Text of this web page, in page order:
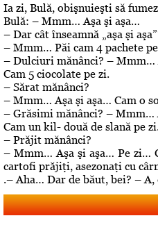
Ia zi, Bulă, obişnuieşti să
Bulă: – Mmm… Aşa şi aşa…
– Dar cât înseamnă „aşa şi
– Mmm… Păi cam 4 pachete
– Dulciuri mănânci? – Mmm…
Cam 5 ciocolate pe zi.
– Sărat mănânci?
– Mmm… Aşa şi aşa… Cam o
– Grăsimi mănânci? – Mmm…
Cam un kil- două de slană pe
– Prăjit mănânci?
– Mmm… Aşa şi aşa… Pe zi…
cartofi prăjiţi, asezonaţi cu
.– Aha… Dar de băut, bei? – A,